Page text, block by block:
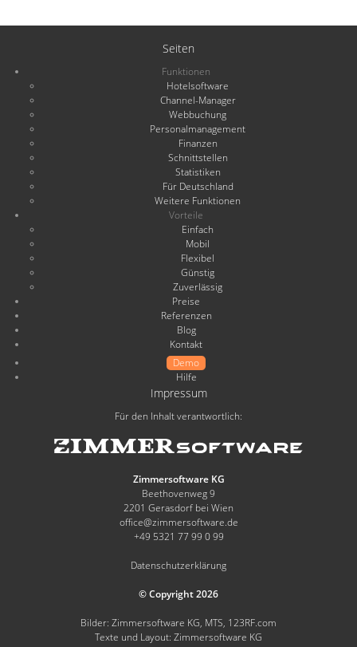
Seiten
Funktionen
Hotelsoftware
Channel-Manager
Webbuchung
Personalmanagement
Finanzen
Schnittstellen
Statistiken
Für Deutschland
Weitere Funktionen
Vorteile
Einfach
Mobil
Flexibel
Günstig
Zuverlässig
Preise
Referenzen
Blog
Kontakt
Demo
Hilfe
Impressum
Für den Inhalt verantwortlich:
Zimmersoftware KG
Beethovenweg 9
2201 Gerasdorf bei Wien
office@zimmersoftware.de
+49 5321 77 99 0 99
Datenschutzerklärung
© Copyright 2026
Bilder: Zimmersoftware KG, MTS, 123RF.com
Texte und Layout: Zimmersoftware KG